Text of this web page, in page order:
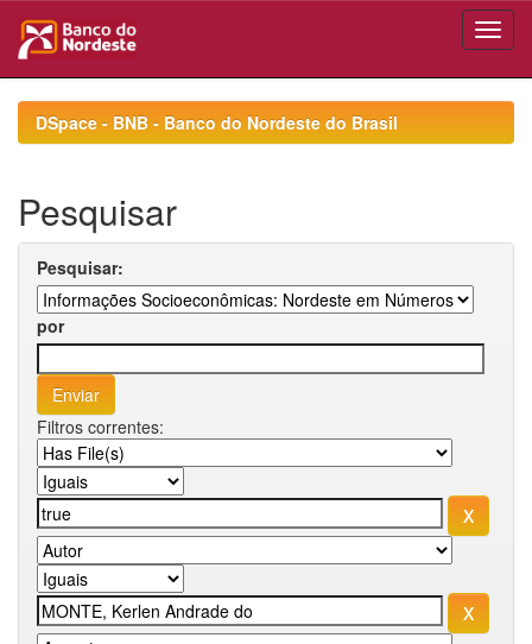
navigationDSpace - BNB - Banco do Nordeste do Brasil
Pesquisar
Pesquisar:
por
Filtros correntes: